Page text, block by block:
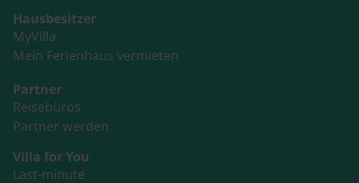
Hausbesitzer
MyVilla
Mein Ferienhaus vermieten
Partner
Reisebüros
Partner werden
Villa for You
Last-minute